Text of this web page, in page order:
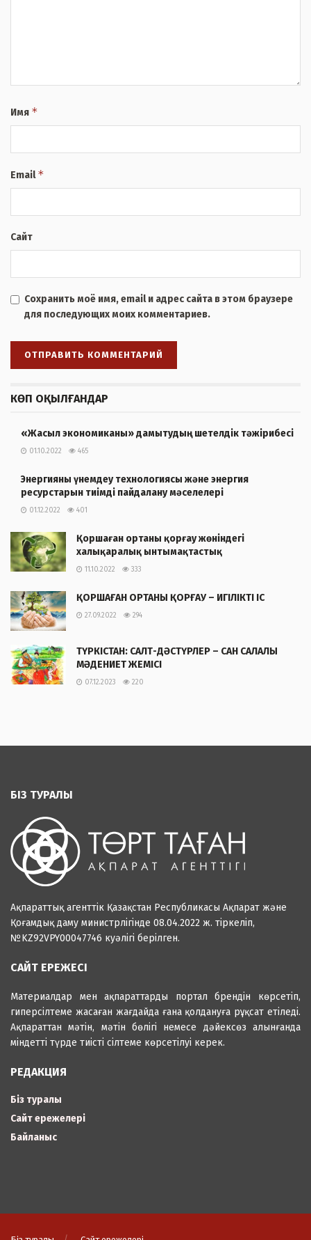
Имя *
Email*
Сайт
Сохранить моё имя, email и адрес сайта в этом браузере
для последующих моих комментариев.
КӨП ОҚЫЛҒАНДАР
«Жасыл экономиканы» дамытудың шетелдік тәжірибесі
01.10.2022 465
Энергияны үнемдеу технологиясы және энергия
ресурстарын тиімді пайдалану мәселелері
01.12.2022 401
Қоршаған ортаны қорғау жөніндегі
халықаралық ынтымақтастық
11.10.2022 333
ҚОРШАҒАН ОРТАНЫ ҚОРҒАУ – ИГІЛІКТІ ІС
27.09.2022 294
ТҮРКІСТАН: САЛТ-ДӘСТҮРЛЕР – САН САЛАЛЫ
МӘДЕНИЕТ ЖЕМІСІ
07.12.2023 220
БІЗ ТУРАЛЫ
Ақпараттық агенттік Қазақстан Республикасы Ақпарат және
Қоғамдық даму министрлігінде 08.04.2022 ж. тіркеліп,
№KZ92VPY00047746 куәлігі берілген.
САЙТ ЕРЕЖЕСІ
Материалдар мен ақпараттарды портал брендін көрсетіп,
гиперсілтеме жасаған жағдайда ғана қолдануға рұқсат етіледі.
Ақпараттан мәтін, мәтін бөлігі немесе дәйексөз алынғанда
міндетті түрде тиісті сілтеме көрсетілуі керек.
РЕДАКЦИЯ
Біз туралы
Сайт ережелері
Байланыс